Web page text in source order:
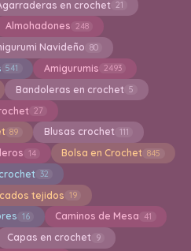
en crochet 21
Almohadones 248
Navideño 80
541 Amigurumis 2493
Bandoleras en crochet 5
27
89 Blusas crochet 111
14 Bolsa en Crochet 845
32
tejidos 19
16 Caminos de Mesa 41
Capas en crochet 9